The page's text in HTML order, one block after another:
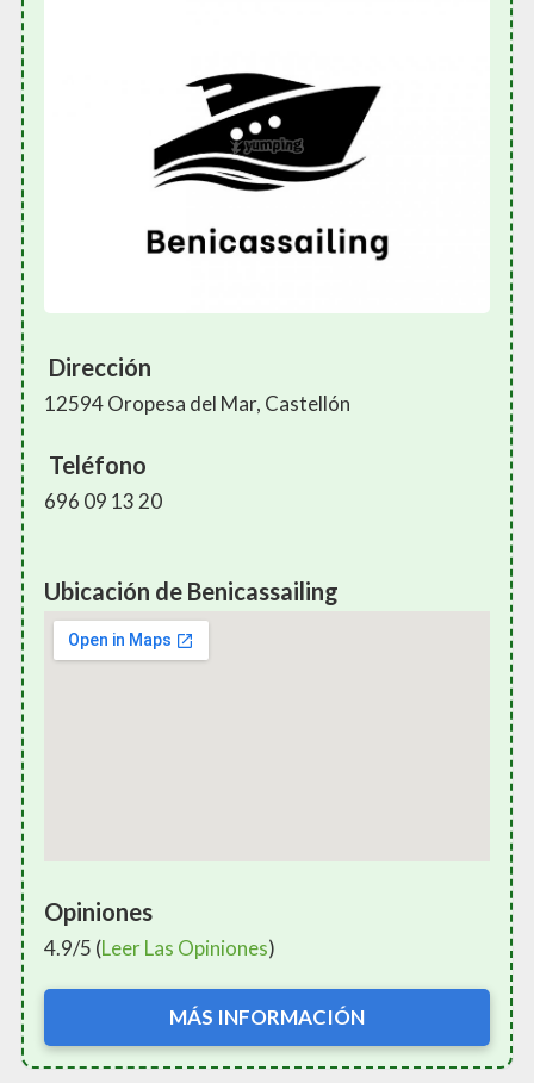
Dirección
12594 Oropesa del Mar, Castellón
Teléfono
696 09 13 20
Ubicación de Benicassailing
Opiniones
4.9/5 (Leer Las Opiniones)
MÁS INFORMACIÓN